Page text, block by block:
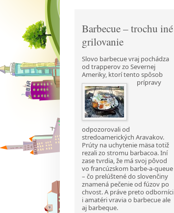
Barbecue – trochu iné
grilovanie
Slovo barbecue vraj pochádza
od trapperov zo Severnej
Ameriky, ktorí tento spôsob
prípravy
odpozorovali od
stredoamerických Aravakov.
Prúty na uchytenie mäsa totiž
rezali zo stromu barbacoa. Iní
zase tvrdia, že má svoj pôvod
vo francúzskom barbe-a-queue
– čo prelúštené do slovenčiny
znamená pečenie od fúzov po
chvost. A práve preto odborníci
i amatéri vravia o barbecue ale
aj barbeque.